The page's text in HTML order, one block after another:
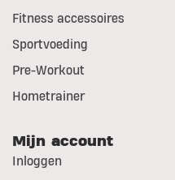
Fitness accessoires
Sportvoeding
Pre-Workout
Hometrainer
Mijn account
Inloggen